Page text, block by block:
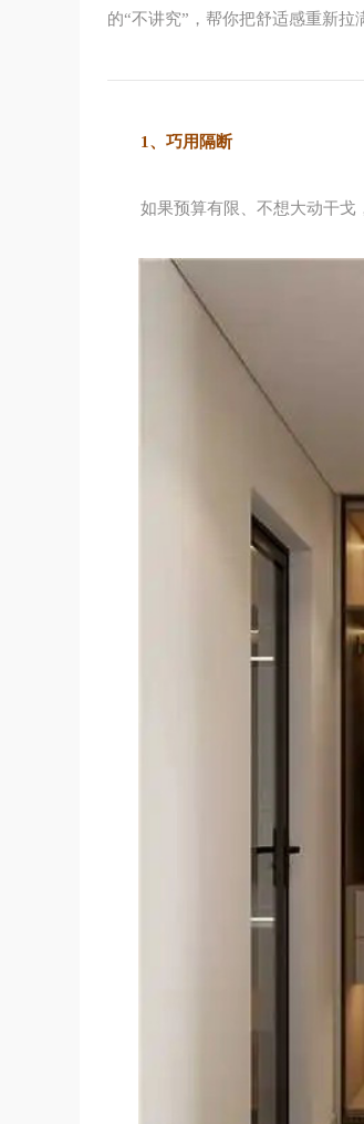
的“不讲究”，帮你把舒适感重新拉
1、巧用隔断
如果预算有限、不想大动干戈